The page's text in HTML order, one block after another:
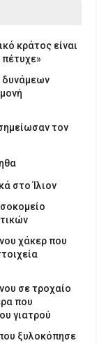
κράτος είναι
πέτυχε»
δυνάμεων
τον
στο Ίλιον
χάκερ που
σε τροχαίο
που
γιατρού
ξυλοκόπησε